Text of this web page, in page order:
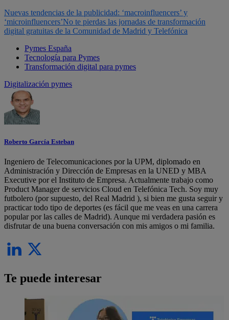
Nuevas tendencias de la publicidad: ‘macroinfluencers’ y
‘microinfluencers’No te pierdas las jornadas de transformación
digital gratuitas de la Comunidad de Madrid y Telefónica
Pymes España
Tecnología para Pymes
Transformación digital para pymes
Digitalización pymes
Roberto García Esteban
Ingeniero de Telecomunicaciones por la UPM, diplomado en
Administración y Dirección de Empresas en la UNED y MBA
Executive por el Instituto de Empresa. Actualmente trabajo como
Product Manager de servicios Cloud en Telefónica Tech. Soy muy
futbolero (por supuesto, del Real Madrid ), si bien me gusta seguir y
practicar todo tipo de deportes (es fácil que me veas en una carrera
popular por las calles de Madrid). Aunque mi verdadera pasión es
disfrutar de una buena conversación con mis amigos o mi familia.
Te puede interesar